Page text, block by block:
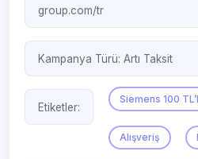
group.com/tr
Kampanya Türü:Artı Taksit
Etiketler:
Siemens 100
Alışveriş